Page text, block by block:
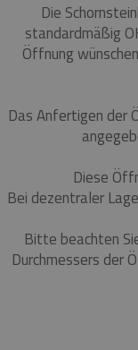
Die
standardmäßig
Öffnung
Das Anfertigen der
Diese
Bei dezentraler
Bitte beachten
Durchmessers der